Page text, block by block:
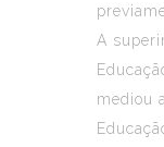
A
mediou